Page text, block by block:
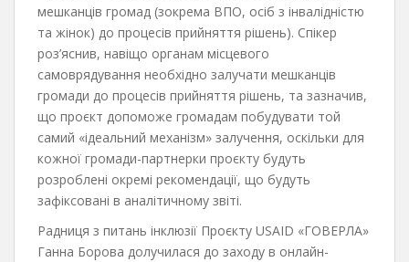
мешканців громад (зокрема ВПО, осіб з інвалідністю
та жінок) до процесів прийняття рішень). Спікер
роз’яснив, навіщо органам місцевого
самоврядування необхідно залучати мешканців
громади до процесів прийняття рішень, та зазначив,
що проєкт допоможе громадам побудувати той
самий «ідеальний механізм» залучення, оскільки для
кожної громади-партнерки проєкту будуть
розроблені окремі рекомендації, що будуть
зафіксовані в аналітичному звіті.
Радниця з питань інклюзії Проєкту USAID «ГОВЕРЛА»
Ганна Борова долучилася до заходу в онлайн-